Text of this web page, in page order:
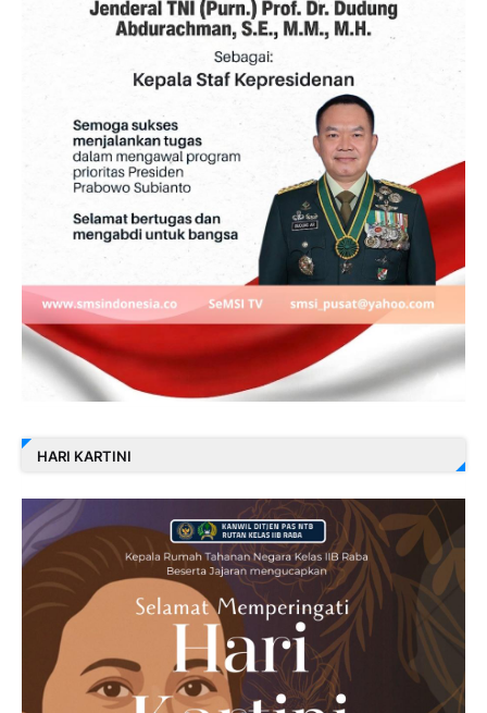
HARI KARTINI